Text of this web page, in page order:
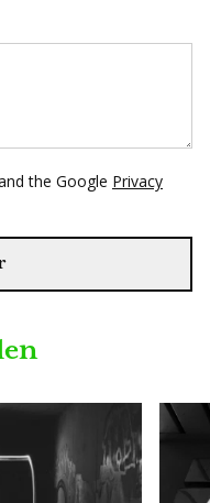
the Google Privacy